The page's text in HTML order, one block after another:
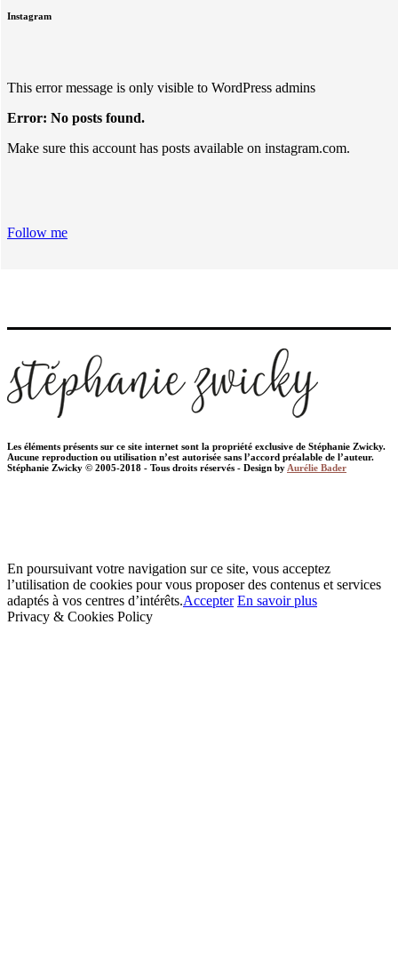
Instagram
This error message is only visible to WordPress admins
Error: No posts found.
Make sure this account has posts available on instagram.com.
Follow me
Les éléments présents sur ce site internet sont la propriété exclusive de Stéphanie Zwicky.
Aucune reproduction ou utilisation n’est autorisée sans l’accord préalable de l’auteur.
Stéphanie Zwicky © 2005-2018 - Tous droits réservés - Design by Aurélie Bader
En poursuivant votre navigation sur ce site, vous acceptez
l’utilisation de cookies pour vous proposer des contenus et services
adaptés à vos centres d’intérêts.Accepter En savoir plus
Privacy & Cookies Policy